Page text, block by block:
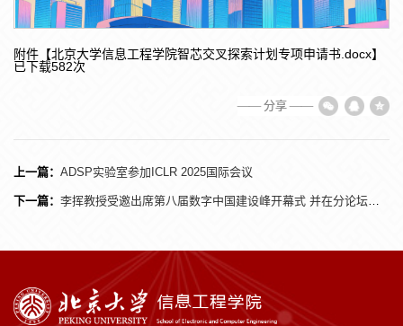
附件【北京大学信息工程学院智芯交叉探索计划专项申请书.docx】
已下载582次
—— 分享 ——
上一篇： ADSP实验室参加ICLR 2025国际会议
下一篇： 李挥教授受邀出席第八届数字中国建设峰开幕式 并在分论坛发表可信数据空间安全主题演讲